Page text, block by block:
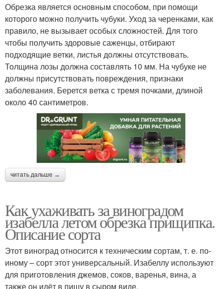
Обрезка является основным способом, при помощи
которого можно получить чубуки. Уход за черенками, как
правило, не вызывает особых сложностей. Для того
чтобы получить здоровые саженцы, отбирают
подходящие ветки, листья должны отсутствовать.
Толщина лозы должна составлять 10 мм. На чубуке не
должны присутствовать повреждения, признаки
заболевания. Берется ветка с тремя почками, длиной
около 40 сантиметров.
читать дальше →
Как ухаживать за виноградом
изабелла летом обрезка прищипка.
Описание сорта
Этот виноград относится к техническим сортам, т. е. по-
иному – сорт этот универсальный. Изабеллу используют
для приготовления джемов, соков, варенья, вина, а
также он идёт в пищу в сыром виде.